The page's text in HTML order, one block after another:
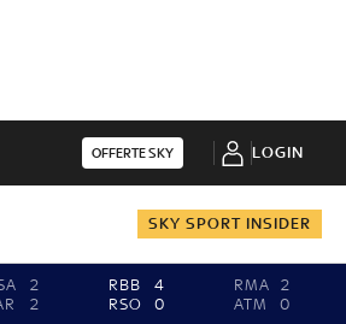
OFFERTE SKY LOGIN
SKY SPORT INSIDER
2
2
RBB
4
RSO
0
RMA
2
ATM
0